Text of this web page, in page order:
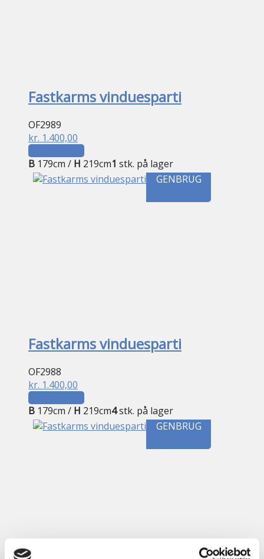
Fastkarms vinduesparti
OF2989
kr. 1.400,00
Tilføj til kurv
B 179cm / H 219cm1 stk. på lager
GENBRUG
Fastkarms vinduesparti
OF2988
kr. 1.400,00
Tilføj til kurv
B 179cm / H 219cm4stk. på lager
GENBRUG